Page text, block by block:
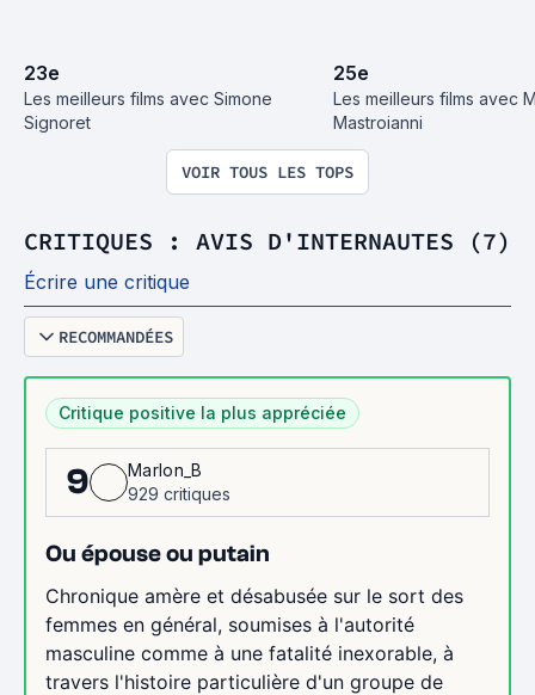
23e
Les meilleurs films avec Simone
Signoret
25e
Les meilleurs films avec
Mastroianni
VOIR TOUS LES TOPS
CRITIQUES : AVIS D'INTERNAUTES (7)
Écrire une critique
RECOMMANDÉES
Critique positive la plus appréciée
9
Marlon_B
929 critiques
Ou épouse ou putain
Chronique amère et désabusée sur le sort des
femmes en général, soumises à l'autorité
masculine comme à une fatalité inexorable, à
travers l'histoire particulière d'un groupe de